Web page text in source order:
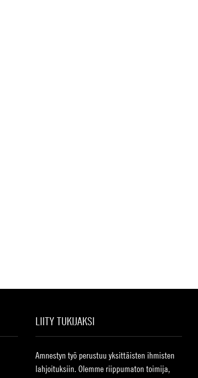
LIITY TUKIJAKSI
Amnestyn työ perustuu yksittäisten ihmisten
lahjoituksiin. Olemme riippumaton toimija,